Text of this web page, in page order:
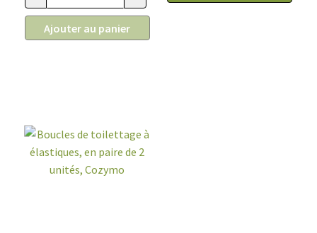
quantité de Foulard pour chien et chat (à l'unité), Cozymo
Ajouter au panier